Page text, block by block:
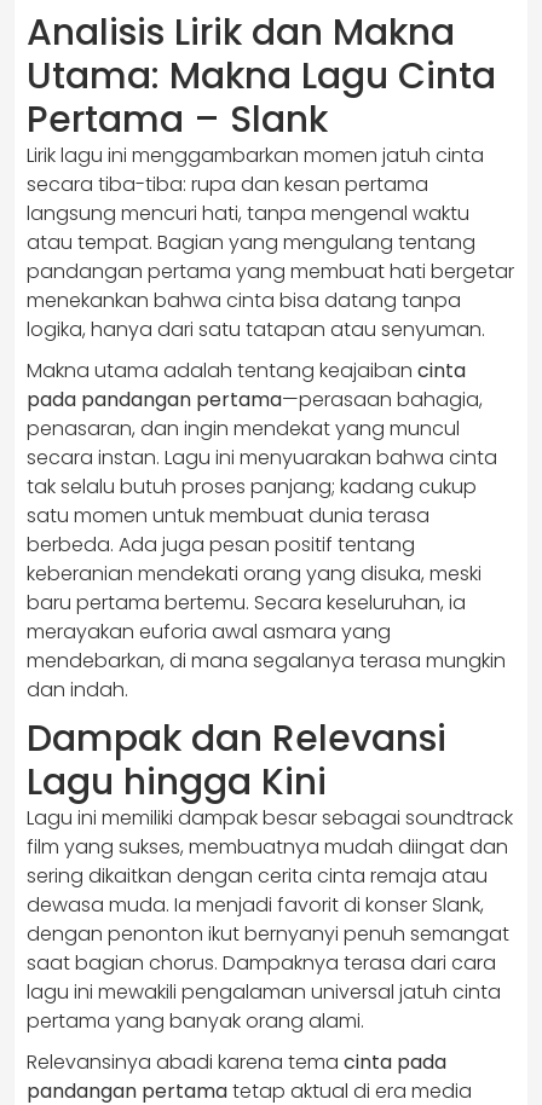
Analisis Lirik dan Makna
Utama: Makna Lagu Cinta
Pertama – Slank
Lirik lagu ini menggambarkan momen jatuh cinta
secara tiba-tiba: rupa dan kesan pertama
langsung mencuri hati, tanpa mengenal waktu
atau tempat. Bagian yang mengulang tentang
pandangan pertama yang membuat hati bergetar
menekankan bahwa cinta bisa datang tanpa
logika, hanya dari satu tatapan atau senyuman.
Makna utama adalah tentang keajaiban cinta
pada pandangan pertama—perasaan bahagia,
penasaran, dan ingin mendekat yang muncul
secara instan. Lagu ini menyuarakan bahwa cinta
tak selalu butuh proses panjang; kadang cukup
satu momen untuk membuat dunia terasa
berbeda. Ada juga pesan positif tentang
keberanian mendekati orang yang disuka, meski
baru pertama bertemu. Secara keseluruhan, ia
merayakan euforia awal asmara yang
mendebarkan, di mana segalanya terasa mungkin
dan indah.
Dampak dan Relevansi
Lagu hingga Kini
Lagu ini memiliki dampak besar sebagai soundtrack
film yang sukses, membuatnya mudah diingat dan
sering dikaitkan dengan cerita cinta remaja atau
dewasa muda. Ia menjadi favorit di konser Slank,
dengan penonton ikut bernyanyi penuh semangat
saat bagian chorus. Dampaknya terasa dari cara
lagu ini mewakili pengalaman universal jatuh cinta
pertama yang banyak orang alami.
Relevansinya abadi karena tema cinta pada
pandangan pertamatetap aktual di era media